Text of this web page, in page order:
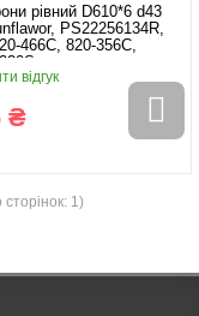
рівний D610*6 d43
PS22256134R,
466C, 820-356C,
відгук
₴
1)